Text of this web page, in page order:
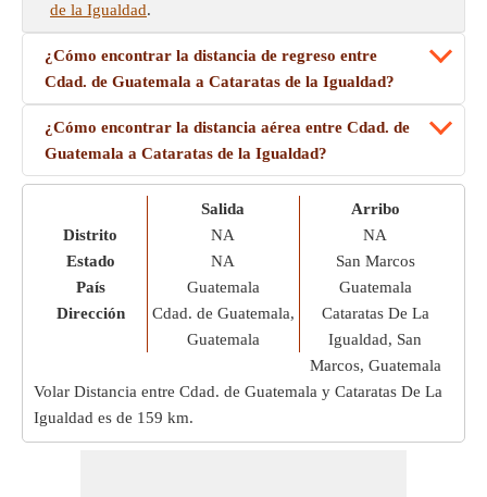
de la Igualdad.
¿Cómo encontrar la distancia de regreso entre
Cdad. de Guatemala a Cataratas de la Igualdad?
¿Cómo encontrar la distancia aérea entre Cdad. de
Guatemala a Cataratas de la Igualdad?
Distrito
Estado
País
Dirección
Salida
NA
NA
Guatemala
Cdad. de Guatemala,
Guatemala
Arribo
NA
San Marcos
Guatemala
Cataratas De La
Igualdad, San
Marcos, Guatemala
Volar Distancia entre Cdad. de Guatemala y Cataratas De La
Igualdad es de 159 km.